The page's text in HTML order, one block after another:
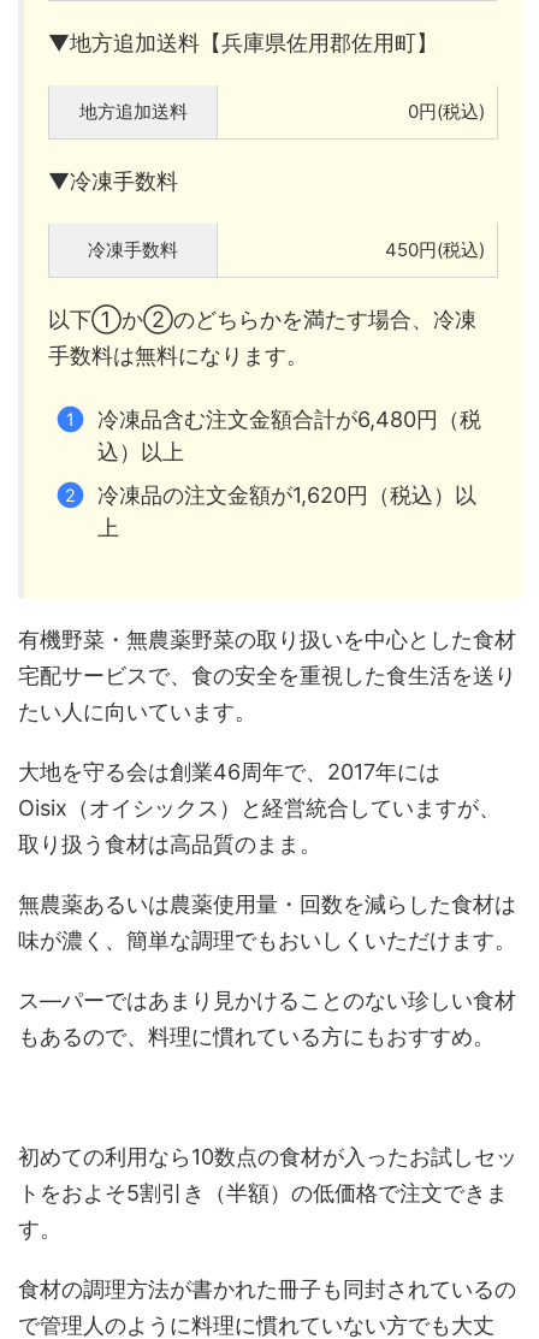
▼地方追加送料【兵庫県佐用郡佐用町】
地方追加送料 0円(税込)
▼冷凍手数料
冷凍手数料 450円(税込)
以下①か②のどちらかを満たす場合、冷凍
手数料は無料になります。
冷凍品含む注文金額合計が6,480円（税
込）以上
冷凍品の注文金額が1,620円（税込）以
上
有機野菜・無農薬野菜の取り扱いを中心とした食材
宅配サービスで、食の安全を重視した食生活を送り
たい人に向いています。
大地を守る会は創業46周年で、2017年には
Oisix（オイシックス）と経営統合していますが、
取り扱う食材は高品質のまま。
無農薬あるいは農薬使用量・回数を減らした食材は
味が濃く、簡単な調理でもおいしくいただけます。
ス―パーではあまり見かけることのない珍しい食材
もあるので、料理に慣れている方にもおすすめ。
初めての利用なら10数点の食材が入ったお試しセッ
トをおよそ5割引き（半額）の低価格で注文できま
す。
食材の調理方法が書かれた冊子も同封されているの
で管理人のように料理に慣れていない方でも大丈